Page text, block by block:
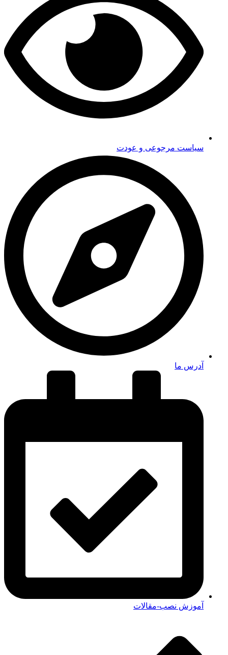
سیاست مرجوعی و عودت
آدرس ما
آموزش نصب-مقالات